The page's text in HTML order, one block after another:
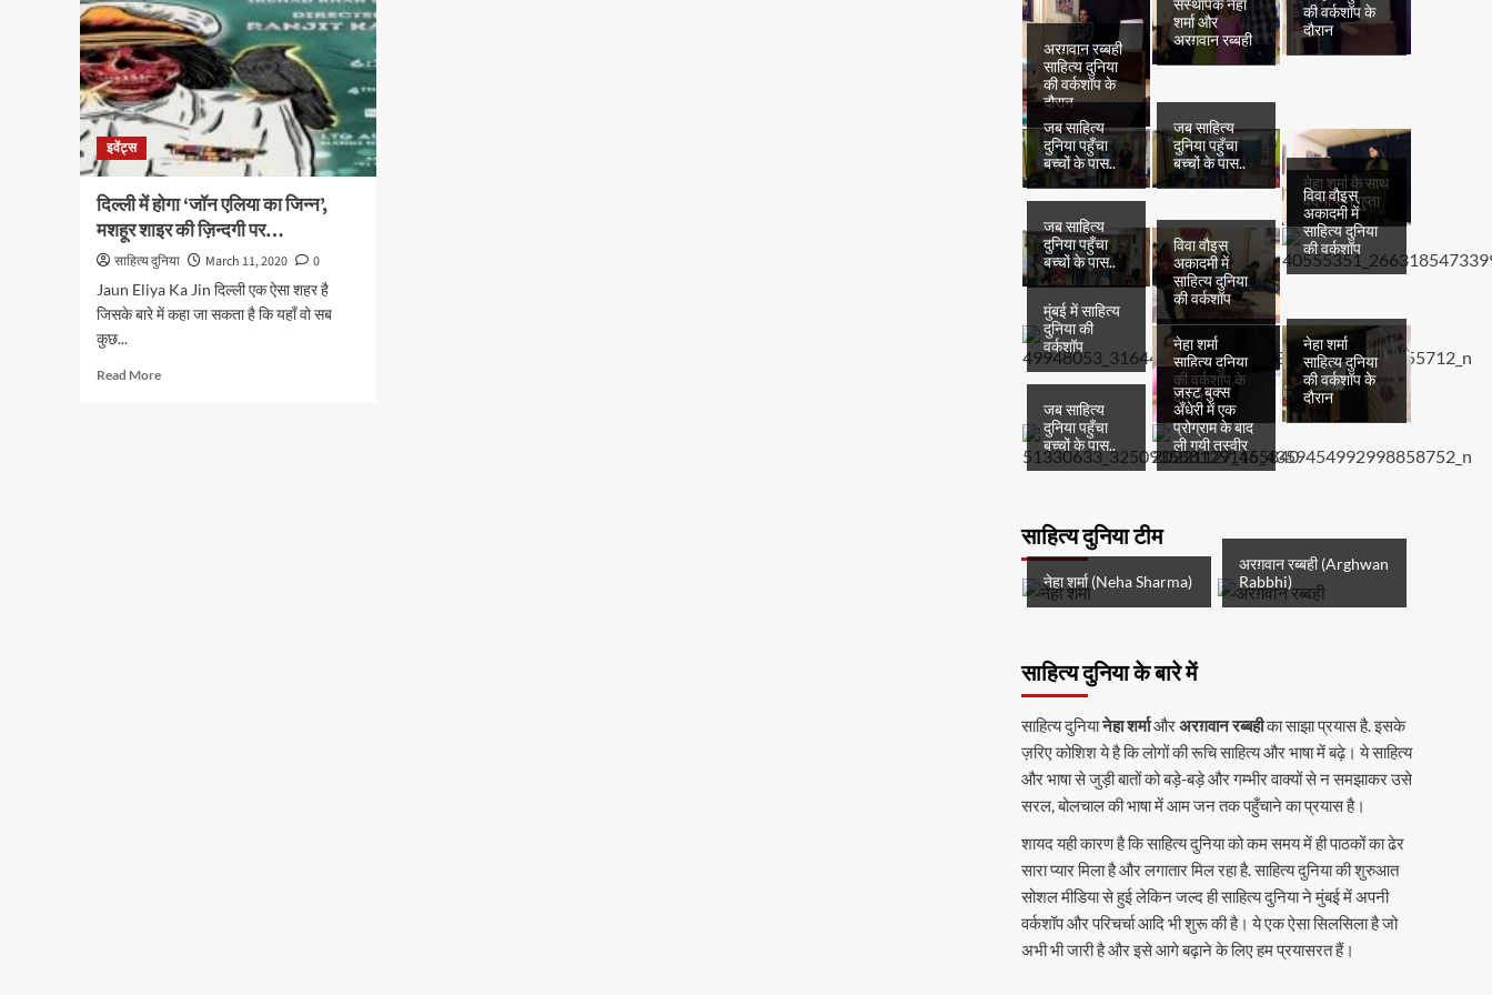
इवेंट्स
दिल्ली में होगा ‘जॉन एलिया का जिन्न’,
मशहूर शाइर की ज़िन्दगी पर…
साहित्य दुनिया March 11, 2020
0
Jaun Eliya Ka Jin दिल्ली एक ऐसा शहर है
जिसके बारे में कहा जा सकता है कि यहाँ वो सब
कुछ...
Read MoreRead
अरग़वान रब्बही
साहित्य दुनिया
की वर्कशॉप के
दौरान
संस्थापक नेहा
शर्मा और
अरग़वान रब्बही
की वर्कशॉप के
दौरान
जब साहित्य
दुनिया पहुँचा
बच्चों के पास..
जब साहित्य
दुनिया पहुँचा
बच्चों के पास..
नेहा शर्मा के साथ
वंदना सेन गुप्ता
जब साहित्य
दुनिया पहुँचा
बच्चों के पास..
विवा वौइस्
अकादमी में
साहित्य दुनिया
की वर्कशॉप
विवा वौइस्
अकादमी में
साहित्य दुनिया
की वर्कशॉप
मुंबई में साहित्य
दुनिया की
वर्कशॉप
नेहा शर्मा
साहित्य दुनिया
की वर्कशॉप के
दौरान
नेहा शर्मा
साहित्य दुनिया
की वर्कशॉप के
दौरान
जब साहित्य
दुनिया पहुँचा
बच्चों के पास..
जस्ट बुक्स
अँधेरी में एक
प्रोग्राम के बाद
ली गयी तस्वीर
साहित्य दुनिया टीम
नेहा शर्मा (Neha Sharma)
अरग़वान रब्बही (Arghwan
Rabbhi)
साहित्य दुनिया के बारे में
साहित्य दुनियानेहा शर्माऔरअरग़वान रब्बहीका साझा प्रयास है. इसके
ज़रिए कोशिश ये है कि लोगों की रूचि साहित्य और भाषा में बढ़े। ये साहित्य
और भाषा से जुड़ी बातों को बड़े-बड़े और गम्भीर वाक्यों से न समझाकर उसे
सरल, बोलचाल की भाषा में आम जन तक पहुँचाने का प्रयास है।
शायद यही कारण है कि साहित्य दुनिया को कम समय में ही पाठकों का ढेर
सारा प्यार मिला है और लगातार मिल रहा है. साहित्य दुनिया की शुरुआत
सोशल मीडिया से हुई लेकिन जल्द ही साहित्य दुनिया ने मुंबई में अपनी
वर्कशॉप और परिचर्चा आदि भी शुरू की है। ये एक ऐसा सिलसिला है जो
अभी भी जारी है और इसे आगे बढ़ाने के लिए हम प्रयासरत हैं।